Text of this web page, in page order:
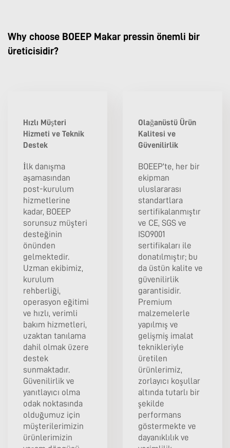
Why choose BOEEP Makar pressin önemli bir
üreticisidir?
Hızlı Müşteri
Hizmeti ve Teknik
Destek
İlk danışma
aşamasından
post-kurulum
hizmetlerine
kadar, BOEEP
sorunsuz müşteri
desteğinin
önünden
gelmektedir.
Uzman ekibimiz,
kurulum
rehberliği,
operasyon eğitimi
ve hızlı, verimli
bakım hizmetleri,
uzaktan tanılama
dahil olmak üzere
destek
sunmaktadır.
Güvenilirlik ve
yanıtlayıcı olma
odak noktasında
olduğumuz için
müşterilerimizin
ürünlerimizin
Olağanüstü Ürün
Kalitesi ve
Güvenilirlik
BOEEP'te, her bir
ekipman
uluslararası
standartlara
sertifikalanmıştır
ve CE, SGS ve
ISO9001
sertifikaları ile
donatılmıştır; bu
da üstün kalite ve
güvenilirlik
garantisidir.
Premium
malzemelerle
yapılmış ve
gelişmiş imalat
teknikleriyle
üretilen
ürünlerimiz,
zorlayıcı koşullar
altında tutarlı bir
şekilde
performans
göstermekte ve
dayanıklılık ve